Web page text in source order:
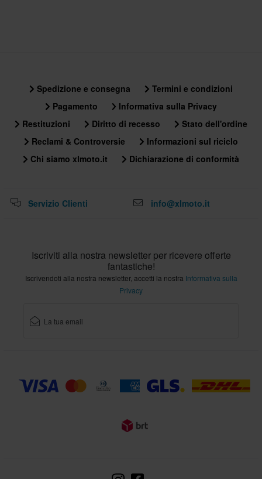
Spedizione e consegna
Termini e condizioni
Pagamento
Informativa sulla Privacy
Restituzioni
Diritto di recesso
Stato dell'ordine
Reclami & Controversie
Informazioni sul riciclo
Chi siamo xlmoto.it
Dichiarazione di conformità
Servizio Clienti info@xlmoto.it
Iscriviti alla nostra newsletter per ricevere offerte
fantastiche!
Iscrivendoti alla nostra newsletter, accetti la nostra Informativa sulla
Privacy